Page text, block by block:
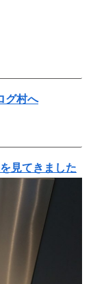
見てきました